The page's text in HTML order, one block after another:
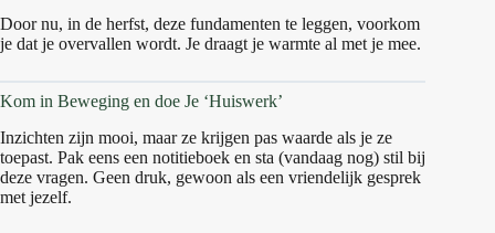
Door nu, in de herfst, deze fundamenten te leggen, voorkom
je dat je overvallen wordt. Je draagt je warmte al met je mee.
Kom in Beweging en doe Je ‘Huiswerk’
Inzichten zijn mooi, maar ze krijgen pas waarde als je ze
toepast. Pak eens een notitieboek en sta (vandaag nog) stil bij
deze vragen. Geen druk, gewoon als een vriendelijk gesprek
met jezelf.